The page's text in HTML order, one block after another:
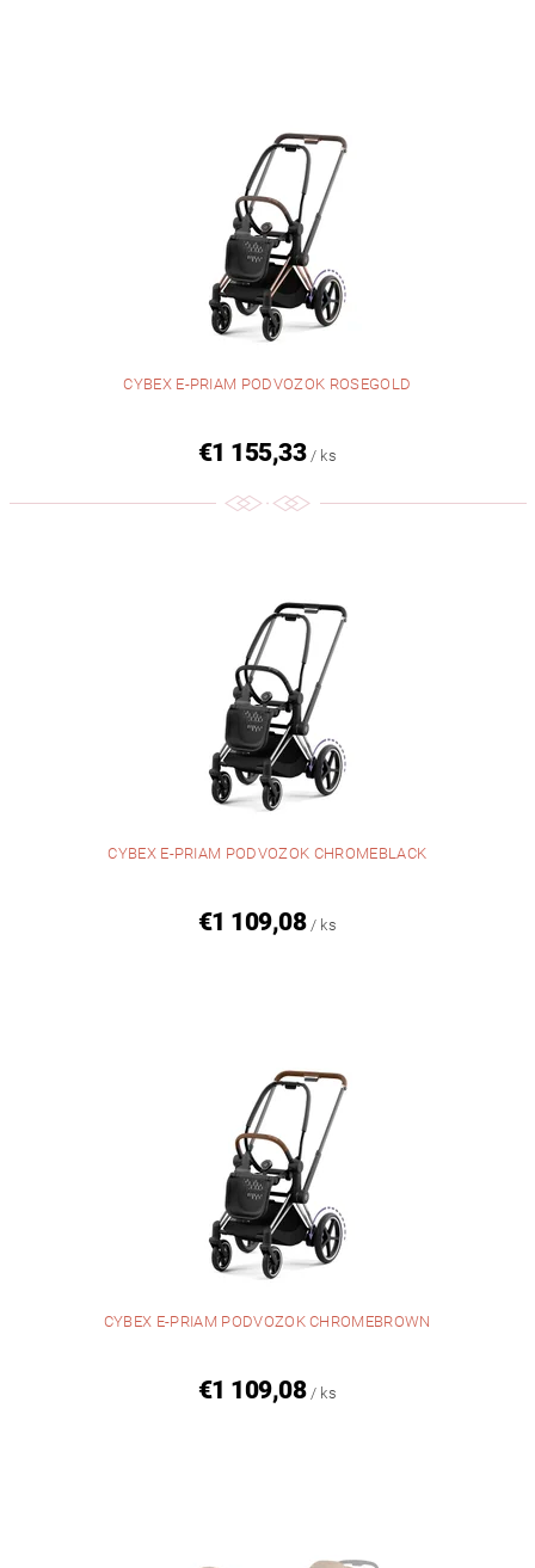
CYBEX E-PRIAM PODVOZOK ROSEGOLD
€1 155,33 / ks
CYBEX E-PRIAM PODVOZOK CHROMEBLACK
€1 109,08 / ks
CYBEX E-PRIAM PODVOZOK CHROMEBROWN
€1 109,08 / ks